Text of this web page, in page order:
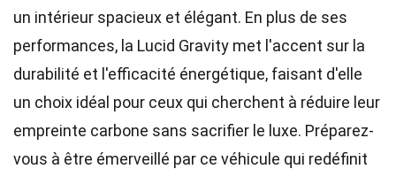
un intérieur spacieux et élégant. En plus de ses
performances, la Lucid Gravity met l'accent sur la
durabilité et l'efficacité énergétique, faisant d'elle
un choix idéal pour ceux qui cherchent à réduire leur
empreinte carbone sans sacrifier le luxe. Préparez-
vous à être émerveillé par ce véhicule qui redéfinit